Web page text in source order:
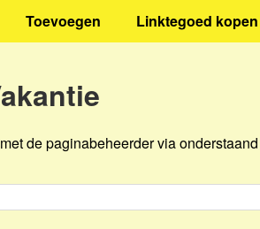
Toevoegen Linktegoed kopen
de paginabeheerder via